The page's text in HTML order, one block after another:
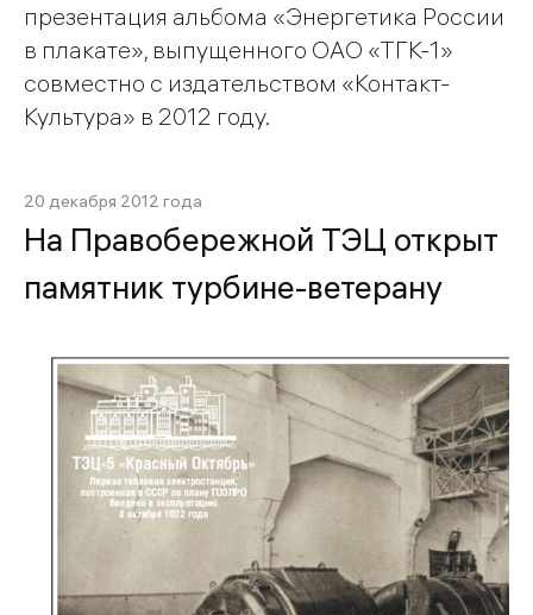
презентация альбома «Энергетика России
в плакате», выпущенного ОАО «ТГК-1»
совместно с издательством «Контакт-
Культура» в 2012 году.
20 декабря 2012 года
На Правобережной ТЭЦ открыт
памятник турбине-ветерану